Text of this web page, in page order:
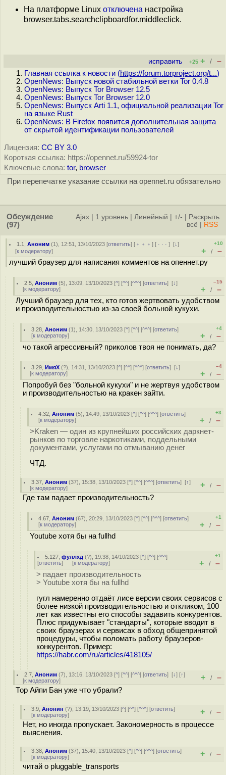
На платформе Linux отключена настройка
browser.tabs.searchclipboardfor.middleclick.
исправить +25 + / –
Главная ссылка к новости (https://forum.torproject.org/t...)
OpenNews: Выпуск новой стабильной ветки Tor 0.4.8
OpenNews: Выпуск Tor Browser 12.5
OpenNews: Выпуск Tor Browser 12.0
OpenNews: Выпуск Arti 1.1, официальной реализации Tor
на языке Rust
OpenNews: В Firefox появится дополнительная защита
от скрытой идентификации пользователей
Лицензия: CC BY 3.0
Короткая ссылка: https://opennet.ru/59924-tor
Ключевые слова: tor, browser
При перепечатке указание ссылки на opennet.ru обязательно
Обсуждение
(97)
Ajax 1 уровень Линейный +/-
Раскрыть
всё
RSS
1.1 ,Аноним (1), 12:51, 13/10/2023 [ответить] [ ﹢﹢﹢] [ · · ·][↓]
[к модератору]
+10
+ / –
лучший браузер для написания комментов на опеннет.ру
2.5 ,Аноним (5), 13:09, 13/10/2023 [^] [^^] [^^^] [ответить][↓]
[к модератору]
–15
+ / –
Лучший браузер для тех, кто готов жертвовать удобством
и производительностью из-за своей больной кукухи.
3.28 ,Аноним (1), 14:30, 13/10/2023 [^] [^^] [^^^] [ответить]
[к модератору]
+4
+ / –
чо такой агрессивный? приколов твоя не понимать, да?
3.29 ,ИмяХ (?), 14:31, 13/10/2023 [^] [^^] [^^^] [ответить][↓]
[к модератору]
–4
+ / –
Попробуй без "больной кукухи" и не жертвуя удобством
и производительностью на кракен зайти.
4.32 ,Аноним (5), 14:49, 13/10/2023 [^] [^^] [^^^] [ответить]
[к модератору]
+3
+ / –
>Kraken — один из крупнейших российских даркнет-
рынков по торговле наркотиками, поддельными
документами, услугами по отмыванию денег
ЧТД.
3.37 ,Аноним (37), 15:38, 13/10/2023 [^] [^^] [^^^] [ответить][↑]
[к модератору] + / –
Где там падает производительность?
4.67 ,Аноним (67), 20:29, 13/10/2023 [^] [^^] [^^^] [ответить]
[к модератору]
+1
+ / –
Youtube хотя бы на fullhd
5.127 ,фуллхд (?), 19:38, 14/10/2023 [^] [^^] [^^^]
[ответить] [к модератору]
+1
+ / –
> падает производительность
> Youtube хотя бы на fullhd
гугл намеренно отдаёт лисе версии своих сервисов с
более низкой производительностью и откликом, 100
лет как известны его способы задавить конкурентов.
Плюс придумывает "стандарты", которые вводит в
своих браузерах и сервисах в обход общепринятой
процедуры, чтобы поломать работу браузеров-
конкурентов. Пример:
https://habr.com/ru/articles/418105/
2.7 ,Аноним (7), 13:16, 13/10/2023 [^] [^^] [^^^] [ответить][↓] [↑]
[к модератору] + / –
Тор Айпи Бан уже что убрали?
3.9 ,Анонин (?), 13:19, 13/10/2023 [^] [^^] [^^^] [ответить]
[к модератору] + / –
Нет, но иногда пропускает. Закономерность в процессе
выяснения.
3.38 ,Аноним (37), 15:40, 13/10/2023 [^] [^^] [^^^] [ответить]
[к модератору] + / –
читай о pluggable_transports